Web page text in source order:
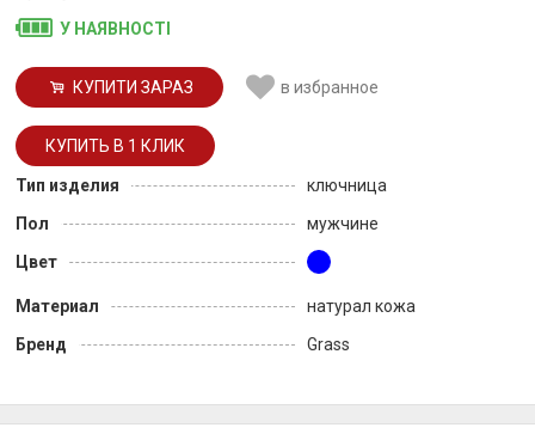
У НАЯВНОСТІ
КУПИТИ ЗАРАЗ в избранное
Тип изделия
ключница
Пол
мужчине
Цвет
Материал
натурал кожа
Бренд
Grass